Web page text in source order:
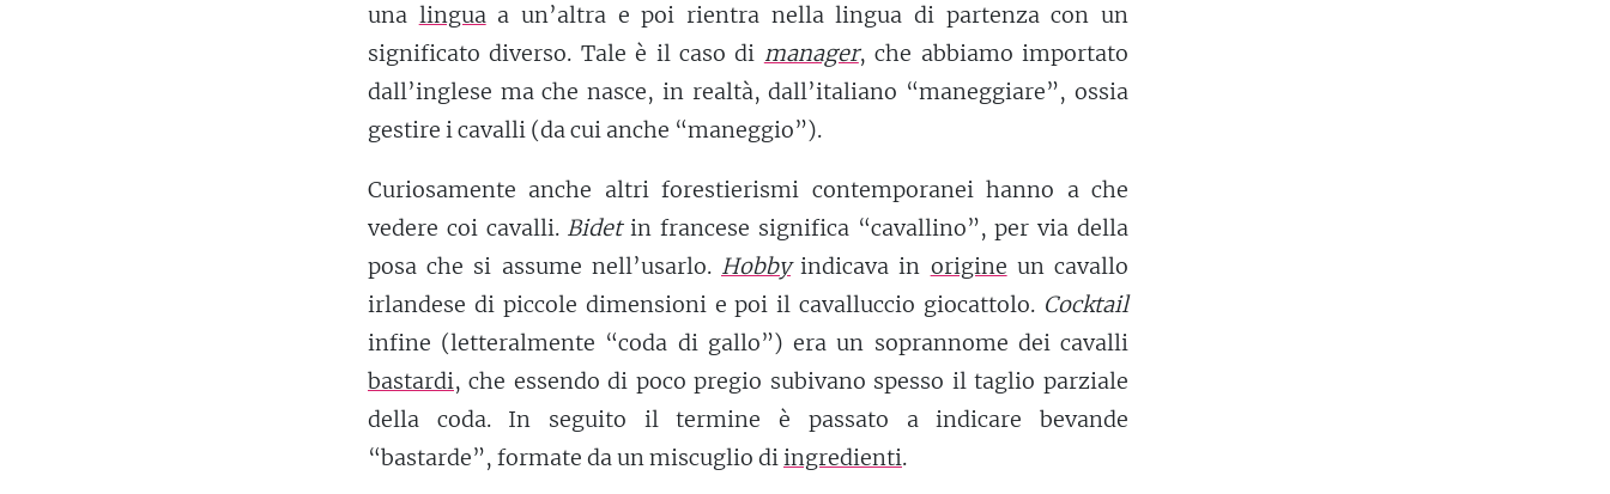
una linguaa un’altra e poi rientra nella lingua di partenza con un
significato diverso. Tale è il caso di manager, che abbiamo importato
dall’inglese ma che nasce, in realtà, dall’italiano “maneggiare”, ossia
gestire i cavalli (da cui anche “maneggio”).
Curiosamente anche altri forestierismi contemporanei hanno a che
vedere coi cavalli. Bidetin francese significa “cavallino”, per via della
posa che si assume nell’usarlo. Hobbyindicava in origine un cavallo
irlandese di piccole dimensioni e poi il cavalluccio giocattolo. Cocktail
infine (letteralmente “coda di gallo”) era un soprannome dei cavalli
bastardi, che essendo di poco pregio subivano spesso il taglio parziale
della coda. In seguito il termine è passato a indicare bevande
“bastarde”, formate da un miscuglio diingredienti.